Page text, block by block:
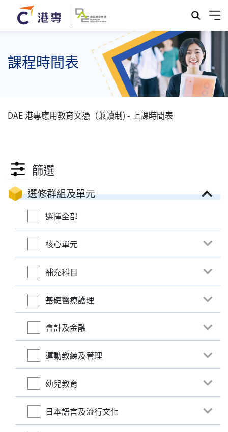
課程時間表
DAE 港專應用教育文憑（兼讀制) - 上課時間表
篩選
選修群組及單元
選擇全部
核心單元
補充科目
基礎醫療護理
會計及金融
運動教練及管理
幼兒教育
日本語言及流行文化